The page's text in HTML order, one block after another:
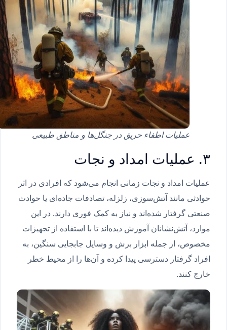
عملیات اطفاء حریق در جنگل‌ها و مناطق طبیعی
۳. عملیات امداد و نجات
عملیات امداد و نجات زمانی انجام می‌شود که افرادی در اثر
حوادثی مانند آتش‌سوزی، زلزله، تصادفات جاده‌ای یا حوادث
صنعتی گرفتار شده‌اند و نیاز به کمک فوری دارند. در این
موارد، آتش‌نشانان آموزش دیده‌اند تا با استفاده از تجهیزات
مخصوص، از جمله ابزار برش و وسایل جابجایی سنگین، به
افراد گرفتار دسترسی پیدا کرده و آن‌ها را از محیط خطر
خارج کنند.